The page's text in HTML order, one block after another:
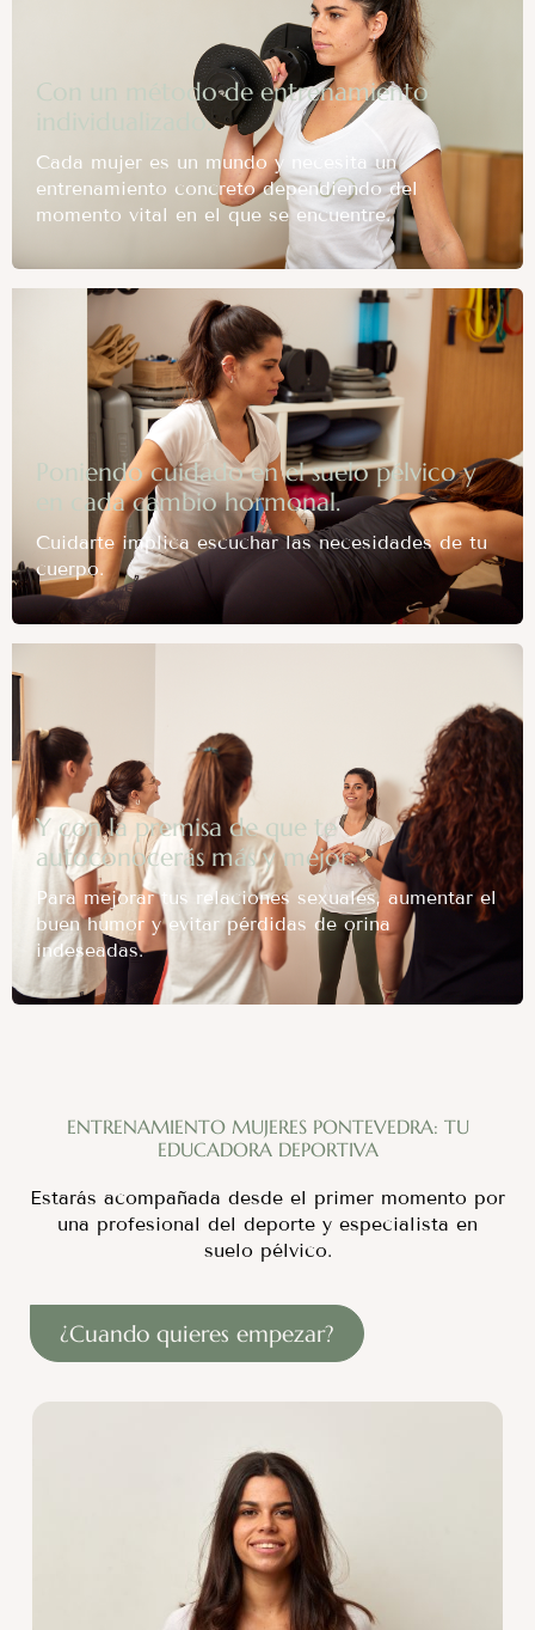
Con un método de entrenamiento
individualizado.
Cada mujer es un mundo y necesita un
entrenamiento concreto dependiendo del
momento vital en el que se encuentre.
Poniendo cuidado en el suelo pélvico y
en cada cambio hormonal.
Cuidarte implica escuchar las necesidades de tu
cuerpo.
Y con la premisa de que te
autoconocerás más y mejor.
Para mejorar tus relaciones sexuales, aumentar el
buen humor y evitar pérdidas de orina
indeseadas.
ENTRENAMIENTO MUJERES PONTEVEDRA: TU
EDUCADORA DEPORTIVA
Estarás acompañada desde el primer momento por
una profesional del deporte y especialista en
suelo pélvico.
¿Cuando quieres empezar?